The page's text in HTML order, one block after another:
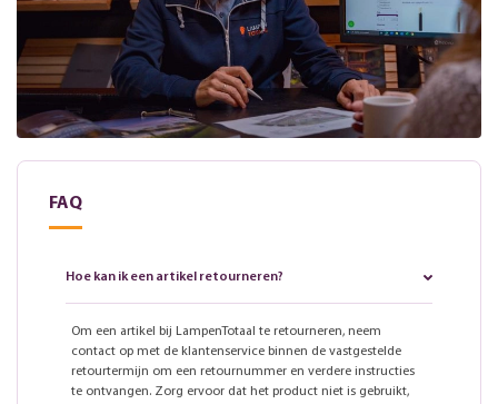
FAQ
Hoe kan ik een artikel retourneren?
Om een artikel bij LampenTotaal te retourneren, neem
contact op met de klantenservice binnen de vastgestelde
retourtermijn om een retournummer en verdere instructies
te ontvangen. Zorg ervoor dat het product niet is gebruikt,